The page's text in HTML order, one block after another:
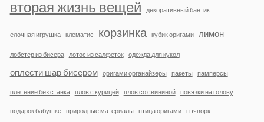
вторая жизнь вещей декоративный бантик
елочная игрушка клематис корзинка кубик оригами лимон
лобстер из бисера лотос из салфеток одежда для кукол
оплести шар бисером оригами органайзеры пакеты памперсы
плетение без станка плов с курицей плов со свининой повязки на голову
подарок бабушке природные материалы птица оригами пэчворк